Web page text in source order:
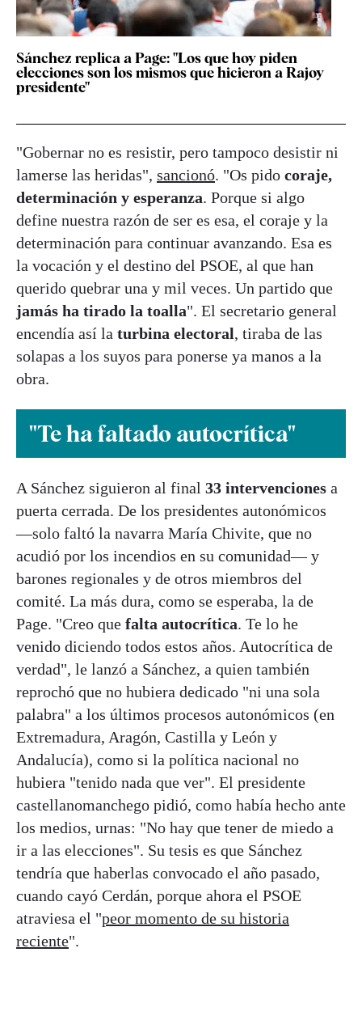
Sánchez replica a Page: "Los que hoy piden
elecciones son los mismos que hicieron a Rajoy
presidente"
"Gobernar no es resistir, pero tampoco desistir ni
lamerse las heridas", sancionó. "Os pido coraje,
determinación y esperanza. Porque si algo
define nuestra razón de ser es esa, el coraje y la
determinación para continuar avanzando. Esa es
la vocación y el destino del PSOE, al que han
querido quebrar una y mil veces. Un partido que
jamás ha tirado la toalla". El secretario general
encendía así la turbina electoral, tiraba de las
solapas a los suyos para ponerse ya manos a la
obra.
"Te ha faltado autocrítica"
A Sánchez siguieron al final 33 intervenciones a
puerta cerrada. De los presidentes autonómicos
—solo faltó la navarra María Chivite, que no
acudió por los incendios en su comunidad— y
barones regionales y de otros miembros del
comité. La más dura, como se esperaba, la de
Page. "Creo que falta autocrítica. Te lo he
venido diciendo todos estos años. Autocrítica de
verdad", le lanzó a Sánchez, a quien también
reprochó que no hubiera dedicado "ni una sola
palabra" a los últimos procesos autonómicos (en
Extremadura, Aragón, Castilla y León y
Andalucía), como si la política nacional no
hubiera "tenido nada que ver". El presidente
castellanomanchego pidió, como había hecho ante
los medios, urnas: "No hay que tener de miedo a
ir a las elecciones". Su tesis es que Sánchez
tendría que haberlas convocado el año pasado,
cuando cayó Cerdán, porque ahora el PSOE
atraviesa el "peor momento de su historia
reciente".